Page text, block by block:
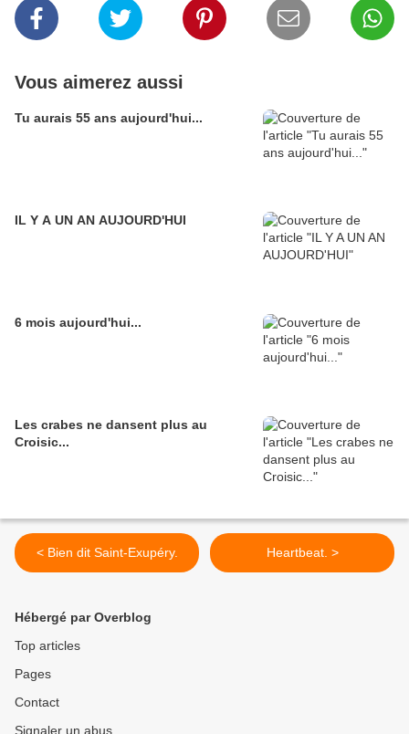
Vous aimerez aussi
Tu aurais 55 ans aujourd'hui...
IL Y A UN AN AUJOURD'HUI
6 mois aujourd'hui...
Les crabes ne dansent plus au
Croisic...
< Bien dit Saint-Exupéry. Heartbeat. >
Hébergé par Overblog
Top articles
Pages
Contact
Signaler un abus